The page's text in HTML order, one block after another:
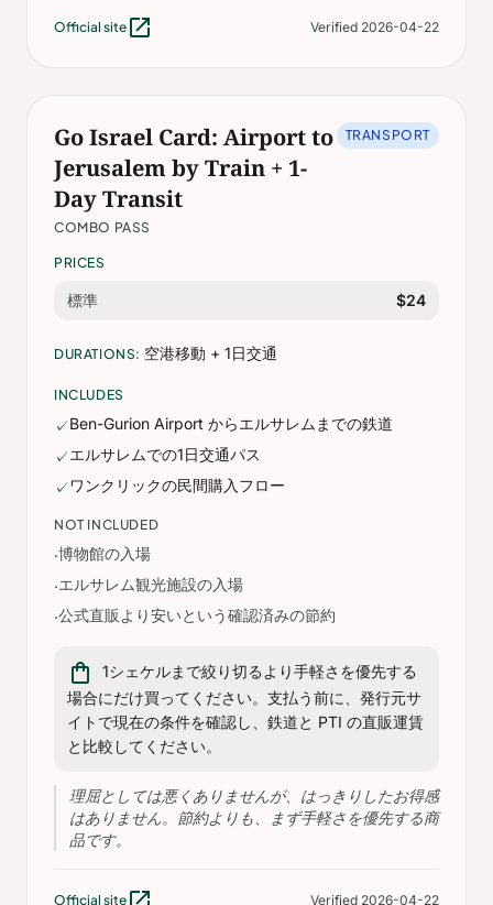
Official site open_in_new Verified 2026-04-22
Go Israel Card: Airport to
Jerusalem by Train + 1-
Day Transit
COMBO PASS
TRANSPORT
PRICES
標準 $24
DURATIONS: 空港移動 + 1日交通
INCLUDES
✓Ben-Gurion Airport からエルサレムまでの鉄道
✓エルサレムでの1日交通パス
✓ワンクリックの民間購入フロー
NOT INCLUDED
·博物館の入場
·エルサレム観光施設の入場
·公式直販より安いという確認済みの節約
shopping_bag
1シェケルまで絞り切るより手軽さを優先する
場合にだけ買ってください。支払う前に、発行元サ
イトで現在の条件を確認し、鉄道と PTI の直販運賃
と比較してください。
理屈としては悪くありませんが、はっきりしたお得感
はありません。節約よりも、まず手軽さを優先する商
品です。
Official site Verified 2026-04-22